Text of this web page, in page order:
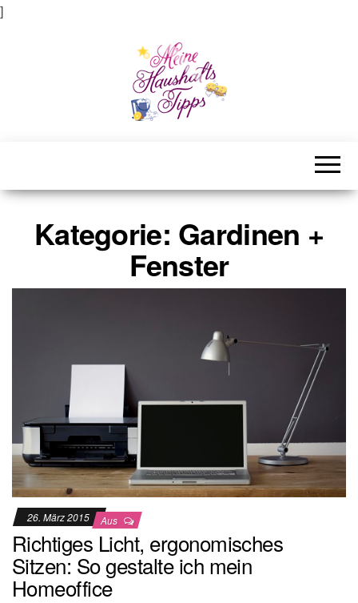
]
Kategorie: Gardinen +
Fenster
26. März 2015 Aus
Richtiges Licht, ergonomisches
Sitzen: So gestalte ich mein
Homeoffice